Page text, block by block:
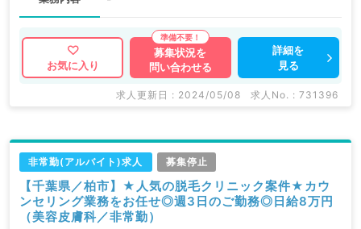
お気に入り
募集状況を
問い合わせる
詳細を
見る
求人更新日 : 2024/05/08 求人No. : 731396
非常勤(アルバイト)求人 募集停止
【千葉県／柏市】★人気の脱毛クリニック案件★カウ
ンセリング業務をお任せ◎週3日のご勤務◎日給8万円
（美容皮膚科／非常勤）